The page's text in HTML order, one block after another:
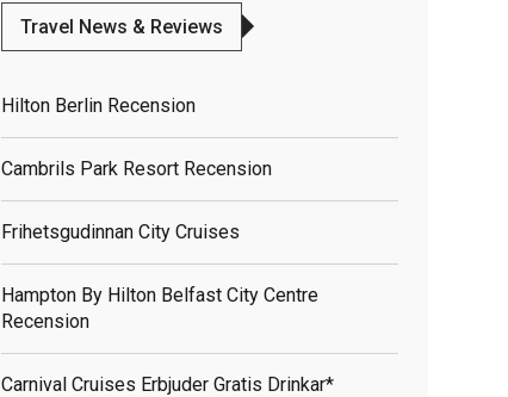
Travel News & Reviews
Hilton Berlin Recension
Cambrils Park Resort Recension
Frihetsgudinnan City Cruises
Hampton By Hilton Belfast City Centre
Recension
Carnival Cruises Erbjuder Gratis Drinkar*